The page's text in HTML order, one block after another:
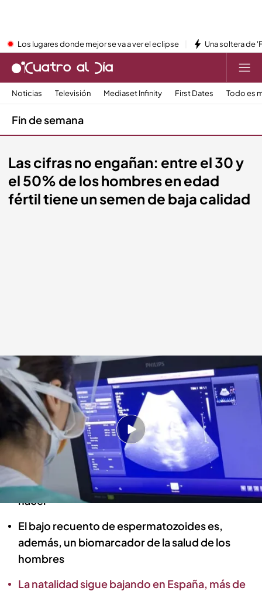
Los lugares donde mejor se va a ver el eclipse Una soltera de
Noticias Televisión Mediaset Infinity First Dates Todo es
Fin de semana
Las cifras no engañan: entre el 30 y
el 50% de los hombres en edad
fértil tiene un semen de baja calidad
Entre el 30 y el 50 por ciento de los hombres en edad fértil tiene un semen
de baja calidad
Cuatro al día
04 DIC 2022 - 15:00h.
La alimentación y la contaminación influyen en
la calidad del semen pero, también, es
determinante lo que ocurre incluso antes de
nacer
El bajo recuento de espermatozoides es,
además, un biomarcador de la salud de los
hombres
La natalidad sigue bajando en España, más de